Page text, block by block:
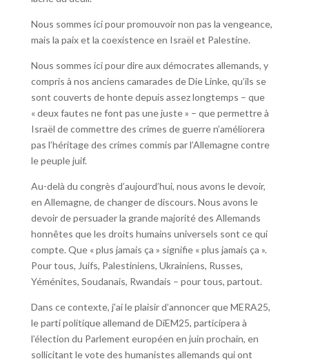
Nous sommes ici pour promouvoir non pas la vengeance,
mais la paix et la coexistence en Israël et Palestine.
Nous sommes ici pour dire aux démocrates allemands, y
compris à nos anciens camarades de Die Linke, qu’ils se
sont couverts de honte depuis assez longtemps – que
« deux fautes ne font pas une juste » – que permettre à
Israël de commettre des crimes de guerre n’améliorera
pas l’héritage des crimes commis par l’Allemagne contre
le peuple juif.
Au-delà du congrès d’aujourd’hui, nous avons le devoir,
en Allemagne, de changer de discours. Nous avons le
devoir de persuader la grande majorité des Allemands
honnêtes que les droits humains universels sont ce qui
compte. Que « plus jamais ça » signifie « plus jamais ça ».
Pour tous, Juifs, Palestiniens, Ukrainiens, Russes,
Yéménites, Soudanais, Rwandais – pour tous, partout.
Dans ce contexte, j’ai le plaisir d’annoncer que MERA25,
le parti politique allemand de DiEM25, participera à
l’élection du Parlement européen en juin prochain, en
sollicitant le vote des humanistes allemands qui ont